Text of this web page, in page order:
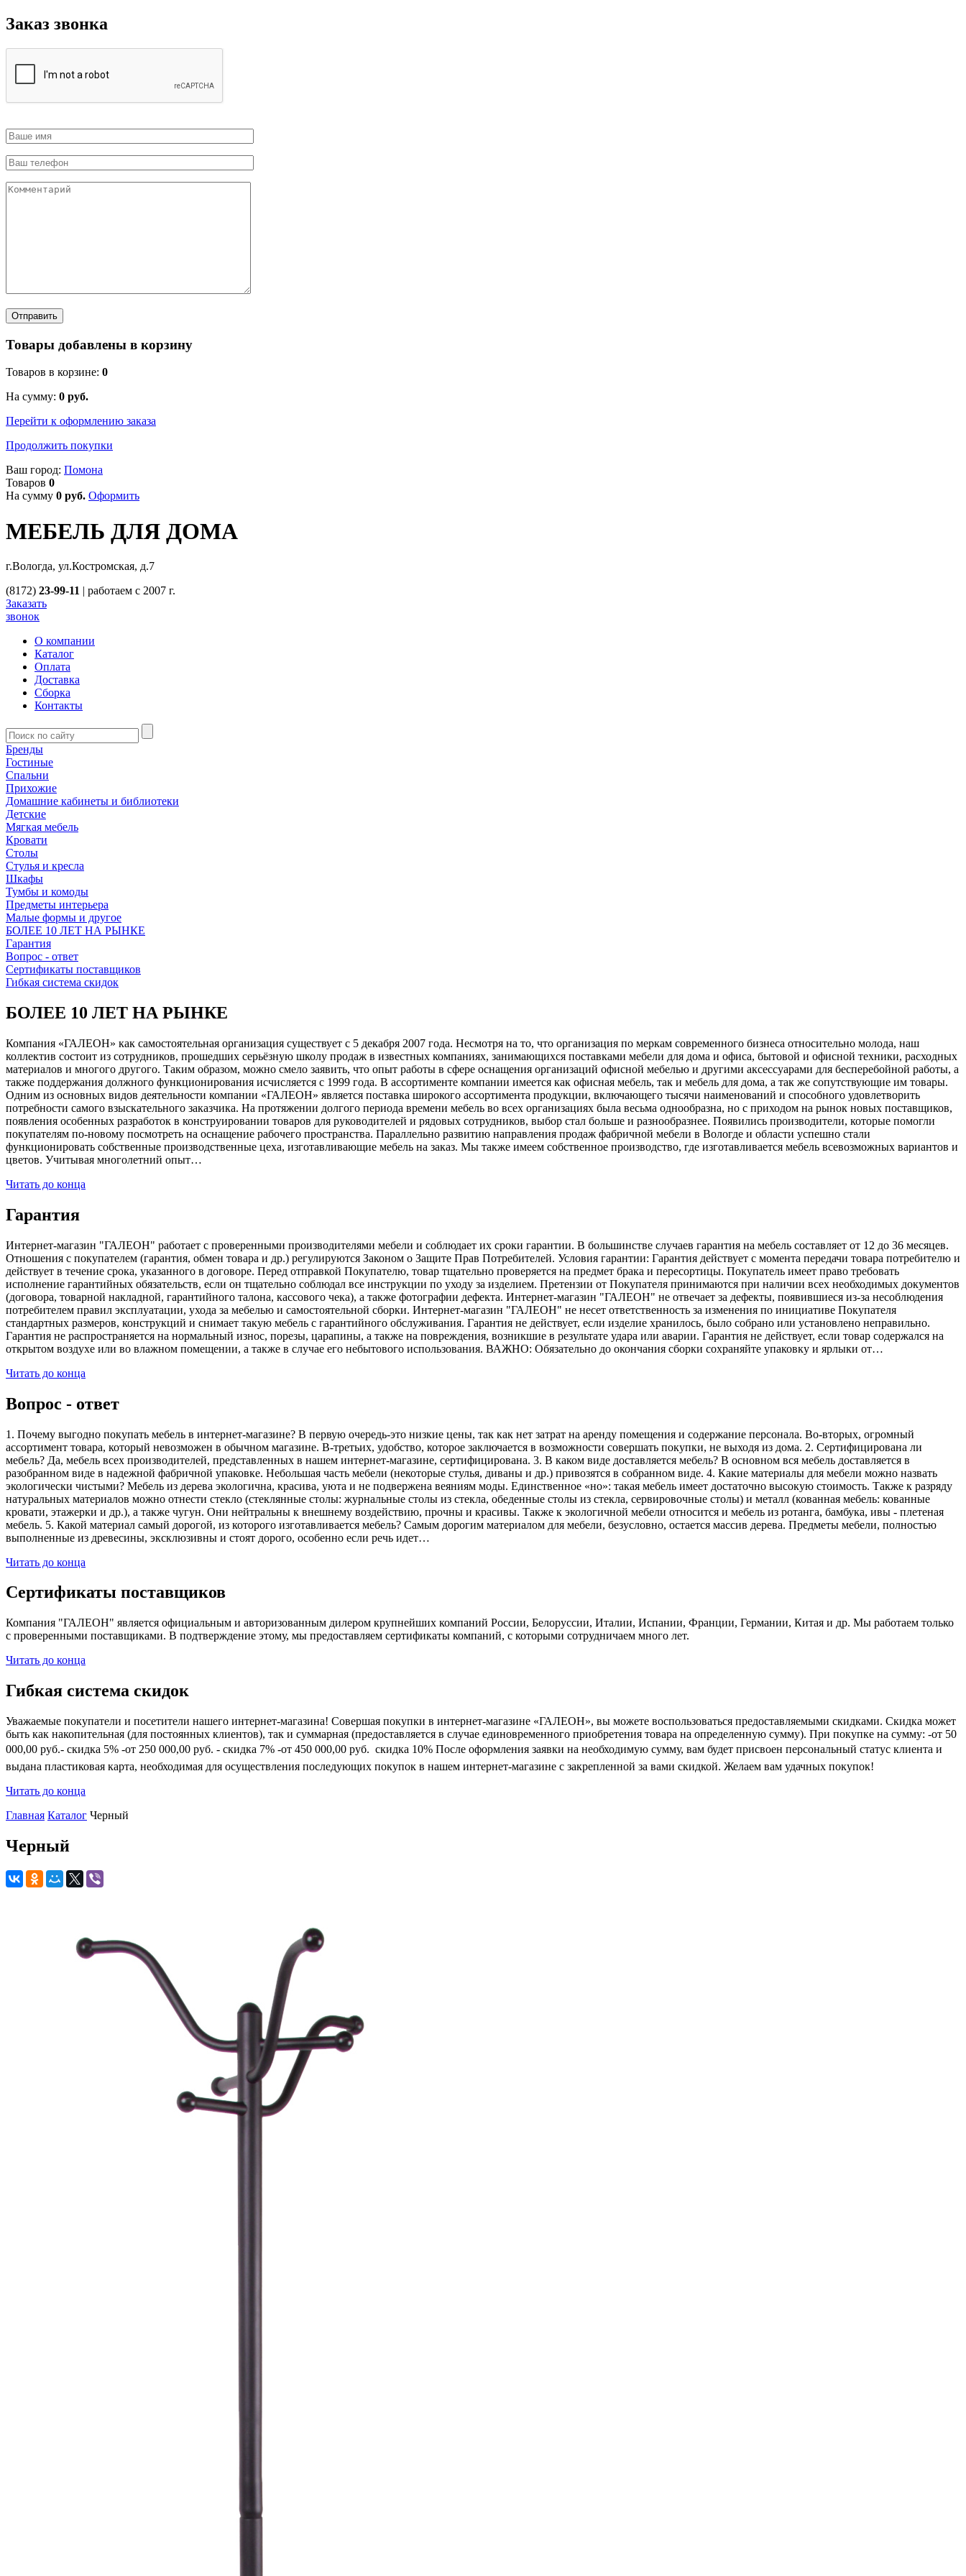
Заказ звонка
Товары добавлены в корзину
Товаров в корзине: 0
На сумму: 0 руб.
Перейти к оформлению заказа
Продолжить покупки
Ваш город: Помона
Товаров 0
На сумму 0 руб. Оформить
МЕБЕЛЬ ДЛЯ ДОМА
г.Вологда, ул.Костромская, д.7
(8172) 23-99-11 | работаем с 2007 г.
Заказать
звонок
О компании
Каталог
Оплата
Доставка
Сборка
Контакты
Бренды
Гостиные
Спальни
Прихожие
Домашние кабинеты и библиотеки
Детские
Мягкая мебель
Кровати
Столы
Стулья и кресла
Шкафы
Тумбы и комоды
Предметы интерьера
Малые формы и другое
БОЛЕЕ 10 ЛЕТ НА РЫНКЕ
Гарантия
Вопрос - ответ
Сертификаты поставщиков
Гибкая система скидок
БОЛЕЕ 10 ЛЕТ НА РЫНКЕ
Компания «ГАЛЕОН» как самостоятельная организация существует с 5 декабря 2007 года. Несмотря на то, что организация по меркам современного бизнеса относительно молода, наш
коллектив состоит из сотрудников, прошедших серьёзную школу продаж в известных компаниях, занимающихся поставками мебели для дома и офиса, бытовой и офисной техники, расходных
материалов и многого другого. Таким образом, можно смело заявить, что опыт работы в сфере оснащения организаций офисной мебелью и другими аксессуарами для бесперебойной работы, а
также поддержания должного функционирования исчисляется с 1999 года. В ассортименте компании имеется как офисная мебель, так и мебель для дома, а так же сопутствующие им товары.
Одним из основных видов деятельности компании «ГАЛЕОН» является поставка широкого ассортимента продукции, включающего тысячи наименований и способного удовлетворить
потребности самого взыскательного заказчика. На протяжении долгого периода времени мебель во всех организациях была весьма однообразна, но с приходом на рынок новых поставщиков,
появления особенных разработок в конструировании товаров для руководителей и рядовых сотрудников, выбор стал больше и разнообразнее. Появились производители, которые помогли
покупателям по-новому посмотреть на оснащение рабочего пространства. Параллельно развитию направления продаж фабричной мебели в Вологде и области успешно стали
функционировать собственные производственные цеха, изготавливающие мебель на заказ. Мы также имеем собственное производство, где изготавливается мебель всевозможных вариантов и
цветов. Учитывая многолетний опыт…
Читать до конца
Гарантия
Интернет-магазин "ГАЛЕОН" работает с проверенными производителями мебели и соблюдает их сроки гарантии. В большинстве случаев гарантия на мебель составляет от 12 до 36 месяцев.
Отношения с покупателем (гарантия, обмен товара и др.) регулируются Законом о Защите Прав Потребителей. Условия гарантии: Гарантия действует с момента передачи товара потребителю и
действует в течение срока, указанного в договоре. Перед отправкой Покупателю, товар тщательно проверяется на предмет брака и пересортицы. Покупатель имеет право требовать
исполнение гарантийных обязательств, если он тщательно соблюдал все инструкции по уходу за изделием. Претензии от Покупателя принимаются при наличии всех необходимых документов
(договора, товарной накладной, гарантийного талона, кассового чека), а также фотографии дефекта. Интернет-магазин "ГАЛЕОН" не отвечает за дефекты, появившиеся из-за несоблюдения
потребителем правил эксплуатации, ухода за мебелью и самостоятельной сборки. Интернет-магазин "ГАЛЕОН" не несет ответственность за изменения по инициативе Покупателя
стандартных размеров, конструкций и снимает такую мебель с гарантийного обслуживания. Гарантия не действует, если изделие хранилось, было собрано или установлено неправильно.
Гарантия не распространяется на нормальный износ, порезы, царапины, а также на повреждения, возникшие в результате удара или аварии. Гарантия не действует, если товар содержался на
открытом воздухе или во влажном помещении, а также в случае его небытового использования. ВАЖНО: Обязательно до окончания сборки сохраняйте упаковку и ярлыки от…
Читать до конца
Вопрос - ответ
1. Почему выгодно покупать мебель в интернет-магазине? В первую очередь-это низкие цены, так как нет затрат на аренду помещения и содержание персонала. Во-вторых, огромный
ассортимент товара, который невозможен в обычном магазине. В-третьих, удобство, которое заключается в возможности совершать покупки, не выходя из дома. 2. Сертифицирована ли
мебель? Да, мебель всех производителей, представленных в нашем интернет-магазине, сертифицирована. 3. В каком виде доставляется мебель? В основном вся мебель доставляется в
разобранном виде в надежной фабричной упаковке. Небольшая часть мебели (некоторые стулья, диваны и др.) привозятся в собранном виде. 4. Какие материалы для мебели можно назвать
экологически чистыми? Мебель из дерева экологична, красива, уюта и не подвержена веяниям моды. Единственное «но»: такая мебель имеет достаточно высокую стоимость. Также к разряду
натуральных материалов можно отнести стекло (стеклянные столы: журнальные столы из стекла, обеденные столы из стекла, сервировочные столы) и металл (кованная мебель: кованные
кровати, этажерки и др.), а также чугун. Они нейтральны к внешнему воздействию, прочны и красивы. Также к экологичной мебели относится и мебель из ротанга, бамбука, ивы - плетеная
мебель. 5. Какой материал самый дорогой, из которого изготавливается мебель? Самым дорогим материалом для мебели, безусловно, остается массив дерева. Предметы мебели, полностью
выполненные из древесины, эксклюзивны и стоят дорого, особенно если речь идет…
Читать до конца
Сертификаты поставщиков
Компания "ГАЛЕОН" является официальным и авторизованным дилером крупнейших компаний России, Белоруссии, Италии, Испании, Франции, Германии, Китая и др. Мы работаем только
с проверенными поставщиками. В подтверждение этому, мы предоставляем сертификаты компаний, с которыми сотрудничаем много лет.
Читать до конца
Гибкая система скидок
Уважаемые покупатели и посетители нашего интернет-магазина! Совершая покупки в интернет-магазине «ГАЛЕОН», вы можете воспользоваться предоставляемыми скидками. Скидка может
быть как накопительная (для постоянных клиентов), так и суммарная (предоставляется в случае единовременного приобретения товара на определенную сумму). При покупке на сумму: -от 50
000,00 руб.- скидка 5% -от 250 000,00 руб. - скидка 7% -от 450 000,00 руб.  скидка 10% После оформления заявки на необходимую сумму, вам будет присвоен персональный статус клиента и
выдана пластиковая карта, необходимая для осуществления последующих покупок в нашем интернет-магазине с закрепленной за вами скидкой. Желаем вам удачных покупок!
Читать до конца
Главная Каталог Черный
Черный